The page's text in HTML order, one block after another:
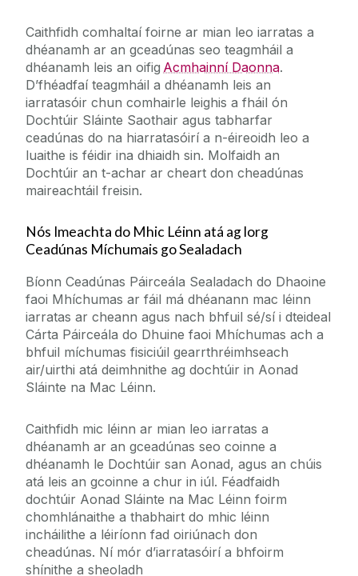
Caithfidh comhaltaí foirne ar mian leo iarratas a
dhéanamh ar an gceadúnas seo teagmháil a
dhéanamh leis an oifig Acmhainní Daonna.
D’fhéadfaí teagmháil a dhéanamh leis an
iarratasóir chun comhairle leighis a fháil ón
Dochtúir Sláinte Saothair agus tabharfar
ceadúnas do na hiarratasóirí a n-éireoidh leo a
luaithe is féidir ina dhiaidh sin. Molfaidh an
Dochtúir an t-achar ar cheart don cheadúnas
maireachtáil freisin.
Nós Imeachta do Mhic Léinn atá ag lorg
Ceadúnas Míchumais go Sealadach
Bíonn Ceadúnas Páirceála Sealadach do Dhaoine
faoi Mhíchumas ar fáil má dhéanann mac léinn
iarratas ar cheann agus nach bhfuil sé/sí i dteideal
Cárta Páirceála do Dhuine faoi Mhíchumas ach a
bhfuil míchumas fisiciúil gearrthréimhseach
air/uirthi atá deimhnithe ag dochtúir in Aonad
Sláinte na Mac Léinn.
Caithfidh mic léinn ar mian leo iarratas a
dhéanamh ar an gceadúnas seo coinne a
dhéanamh le Dochtúir san Aonad, agus an chúis
atá leis an gcoinne a chur in iúl. Féadfaidh
dochtúir Aonad Sláinte na Mac Léinn foirm
chomhlánaithe a thabhairt do mhic léinn
incháilithe a léiríonn fad oiriúnach don
cheadúnas. Ní mór d’iarratasóirí a bhfoirm
shínithe a sheoladh